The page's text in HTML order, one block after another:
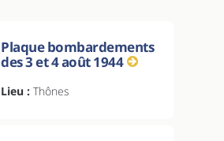
Plaque bombardements
des 3 et 4 août 1944
Lieu : Thônes